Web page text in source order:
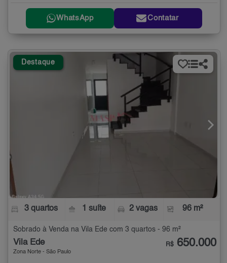
WhatsApp Contatar
Destaque
3 quartos 1 suíte 2 vagas 96 m²
Sobrado à Venda na Vila Ede com 3 quartos - 96 m²
Vila Ede
Zona Norte - São Paulo
R$ 650.000